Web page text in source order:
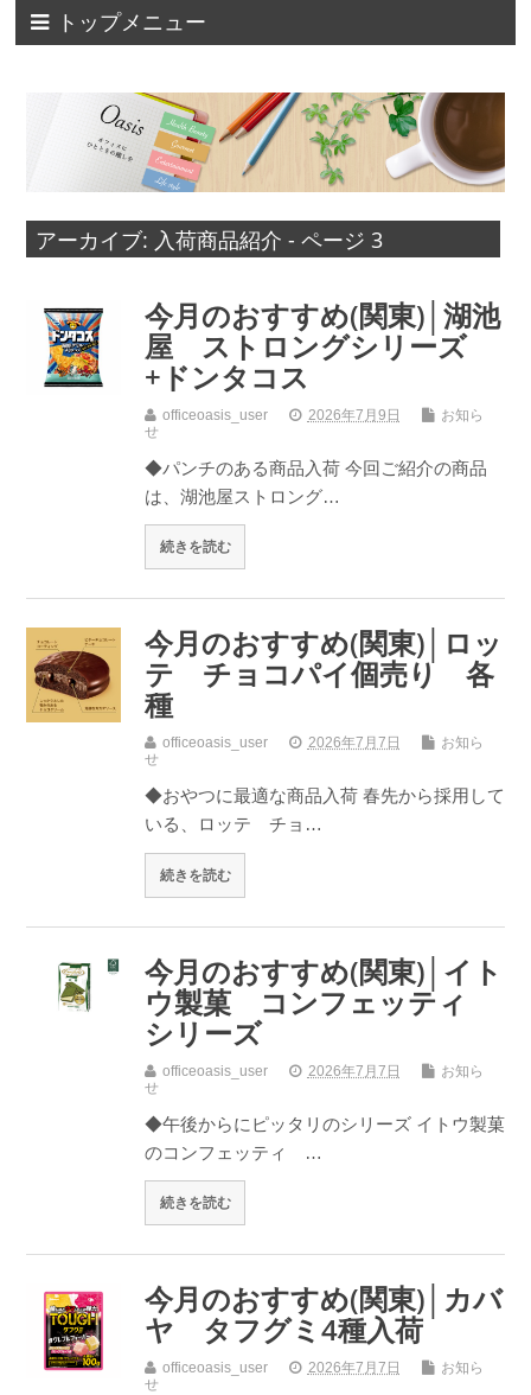
トップメニュー
アーカイブ: 入荷商品紹介 - ページ 3
今月のおすすめ(関東)│湖池
屋 ストロングシリーズ
+ドンタコス
officeoasis_user 2026年7月9日
お知ら
せ
◆パンチのある商品入荷 今回ご紹介の商品
は、湖池屋ストロング…
続きを読む
今月のおすすめ(関東)│ロッ
テ チョコパイ個売り 各
種
officeoasis_user 2026年7月7日
お知ら
せ
◆おやつに最適な商品入荷 春先から採用して
いる、ロッテ チョ…
続きを読む
今月のおすすめ(関東)│イト
ウ製菓 コンフェッティ
シリーズ
officeoasis_user 2026年7月7日
お知ら
せ
◆午後からにピッタリのシリーズ イトウ製菓
のコンフェッティ …
続きを読む
今月のおすすめ(関東)│カバ
ヤ タフグミ4種入荷
officeoasis_user 2026年7月7日
お知ら
せ